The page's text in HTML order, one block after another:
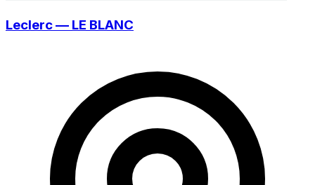
Leclerc — LE BLANC